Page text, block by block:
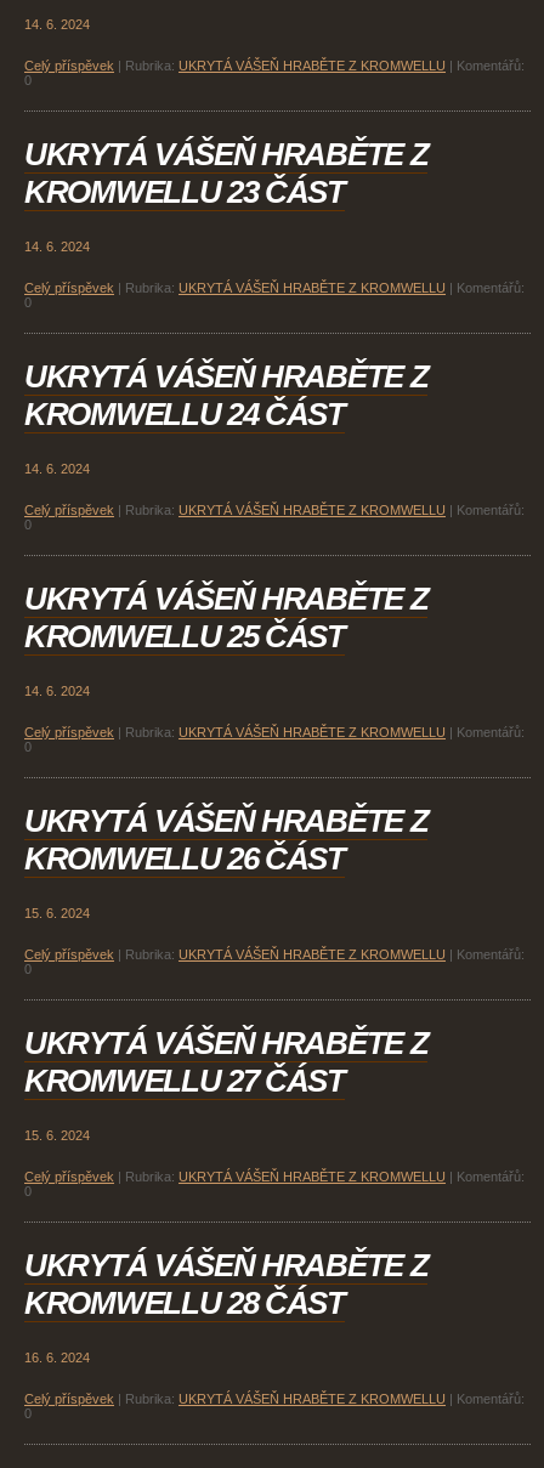
14. 6. 2024
Celý příspěvek Rubrika: UKRYTÁ VÁŠEŇ HRABĚTE Z KROMWELLU
Komentářů:
0
UKRYTÁ VÁŠEŇ HRABĚTE Z
KROMWELLU 23 ČÁST
14. 6. 2024
Celý příspěvek Rubrika: UKRYTÁ VÁŠEŇ HRABĚTE Z KROMWELLU
Komentářů:
0
UKRYTÁ VÁŠEŇ HRABĚTE Z
KROMWELLU 24 ČÁST
14. 6. 2024
Celý příspěvek Rubrika: UKRYTÁ VÁŠEŇ HRABĚTE Z KROMWELLU
Komentářů:
0
UKRYTÁ VÁŠEŇ HRABĚTE Z
KROMWELLU 25 ČÁST
14. 6. 2024
Celý příspěvek Rubrika: UKRYTÁ VÁŠEŇ HRABĚTE Z KROMWELLU
Komentářů:
0
UKRYTÁ VÁŠEŇ HRABĚTE Z
KROMWELLU 26 ČÁST
15. 6. 2024
Celý příspěvek Rubrika: UKRYTÁ VÁŠEŇ HRABĚTE Z KROMWELLU
Komentářů:
0
UKRYTÁ VÁŠEŇ HRABĚTE Z
KROMWELLU 27 ČÁST
15. 6. 2024
Celý příspěvek Rubrika: UKRYTÁ VÁŠEŇ HRABĚTE Z KROMWELLU
Komentářů:
0
UKRYTÁ VÁŠEŇ HRABĚTE Z
KROMWELLU 28 ČÁST
16. 6. 2024
Celý příspěvek Rubrika: UKRYTÁ VÁŠEŇ HRABĚTE Z KROMWELLU
Komentářů:
0